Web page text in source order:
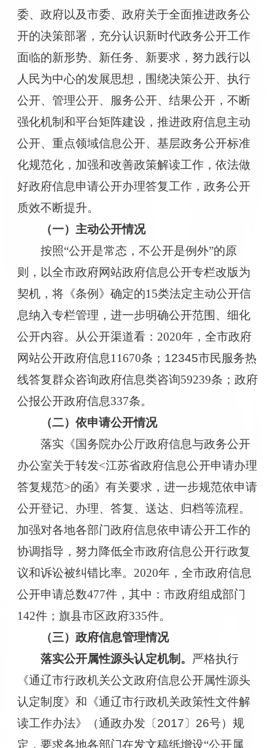
委、政府以及市委、政府关于全面推进政务公
开的决策部署，充分认识新时代政务公开工作
面临的新形势、 新任务、 新要求， 努力践行以
人民为中心的发展思想， 围绕决策公开、执行
公开、管理公开、服务公开、结果公开，不断
强化机制和平台矩阵建设，推进政府信息主动
公开、重点领域信息公开、基层政务公开标准
化规范化，加强和改善政策解读工作，依法做
好政府信息申请公开办理答复工作，政务公开
质效不断提升。
（一）主动公开情况
按照“公开是常态，不公开是例外”的原
则， 以全市政府网站政府信息公开专栏改版为
契机，将《条例》确定的15类法定主动公开信
息纳入专栏管理， 进一步明确公开范围、细化
公开内容。 从公开渠道看： 2020年， 全市政府
网站公开政府信息11670条 ； 12345市民服务热
线答复群众咨询政府信息类咨询59239条；政府
公报公开政府信息337条。
（二）依申请公开情况
落实《国务院办公厅政府信息与政务公开
办公室关于转发<江苏省政府信息公开申请办理
答复规范>的函》有关要求， 进一步规范依申请
公开登记、办理、答复、送达、归档等流程。
加强对各地各部门政府信息依申请公开工作的
协调指导 ，努力降低全市政府信息公开行政复
议和诉讼被纠错比率。 2020年，全市政府信息
公开申请总数477件，其中：市政府组成部门
142件；旗县市区政府335件。
（三）政府信息管理情况
落实公开属性源头认定机制。 严格执行
《通辽市行政机关公文政府信息公开属性源头
认定制度》和《通辽市行政机关政策性文件解
读工作办法》（通政办发〔2017〕 26号）规
定， 要求各地各部门在发文稿纸增设“公开属